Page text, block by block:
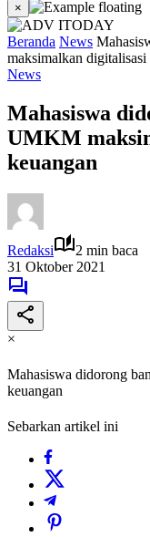
×
Beranda News
maksimalkan digitalisasi
News
Mahasiswa
UMKM
keuangan
Redaksi
2 min baca
31 Oktober 2021
×
Mahasiswa didorong
keuangan
Sebarkan artikel ini